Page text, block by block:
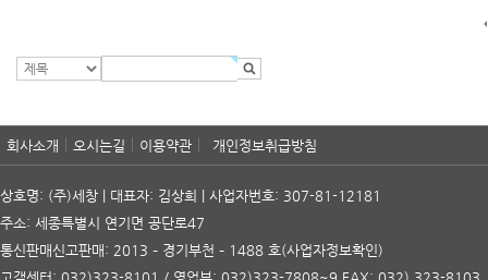
회사소개 오시는길 이용약관 개인정보취급방침
상호명: (주)세창 | 대표자: 김상희 | 사업자번호: 307-81-12181
주소: 세종특별시 연기면 공단로47
통신판매신고판매: 2013 – 경기부천 – 1488 호(사업자정보확인)